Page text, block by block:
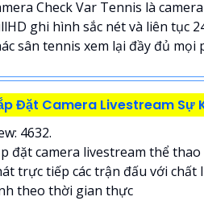
Check Var Tennis là
ghi hình sắc nét và liên tục
sân tennis xem lại đầy đủ mọi
Đặt Camera Livestream Sự
4632.
đặt camera livestream thể
trực tiếp các trận đấu với
theo thời gian thực